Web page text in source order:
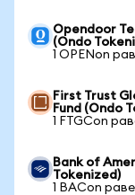
Opendoor
(Ondo
1 OPENon
First Trust
Fund (Ondo
1 FTGCon
Bank of
Tokenized)
1 BACon